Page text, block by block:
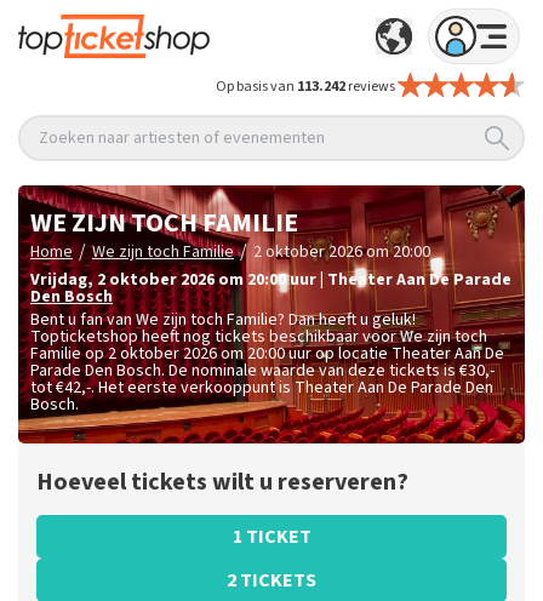
Op basis van 113.242reviews
Zoeken naar artiesten of evenementen
WE ZIJN TOCH FAMILIE
Home / We zijn toch Familie / 2 oktober 2026 om 20:00
vrijdag, 2 oktober 2026 om 20:00uur Theater Aan De Parade
Den Bosch
Bent u fan van We zijn toch Familie? Dan heeft u geluk!
Topticketshop heeft nog tickets beschikbaar voor We zijn toch
Familie op 2 oktober 2026 om 20:00 uur op locatie Theater Aan De
Parade Den Bosch. De nominale waarde van deze tickets is€30,-
tot €42,-. Het eerste verkooppunt is Theater Aan De Parade Den
Bosch.
Hoeveel tickets wilt u reserveren?
1 TICKET
2 TICKETS